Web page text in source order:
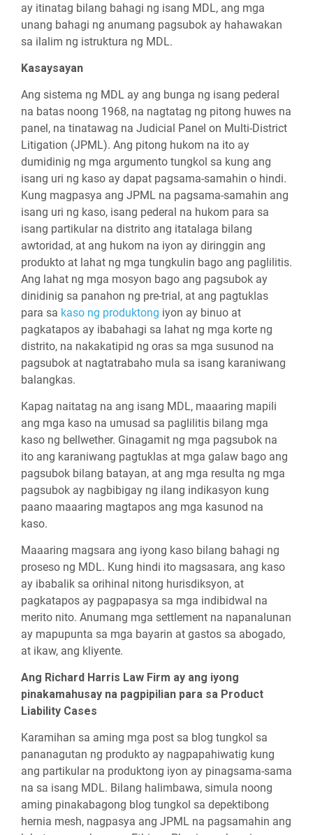
ay itinatag bilang bahagi ng isang MDL, ang mga
unang bahagi ng anumang pagsubok ay hahawakan
sa ilalim ng istruktura ng MDL.
Kasaysayan
Ang sistema ng MDL ay ang bunga ng isang pederal
na batas noong 1968, na nagtatag ng pitong huwes na
panel, na tinatawag na Judicial Panel on Multi-District
Litigation (JPML). Ang pitong hukom na ito ay
dumidinig ng mga argumento tungkol sa kung ang
isang uri ng kaso ay dapat pagsama-samahin o hindi.
Kung magpasya ang JPML na pagsama-samahin ang
isang uri ng kaso, isang pederal na hukom para sa
isang partikular na distrito ang itatalaga bilang
awtoridad, at ang hukom na iyon ay diringgin ang
produkto at lahat ng mga tungkulin bago ang paglilitis.
Ang lahat ng mga mosyon bago ang pagsubok ay
dinidinig sa panahon ng pre-trial, at ang pagtuklas
para sa kaso ng produktong iyon ay binuo at
pagkatapos ay ibabahagi sa lahat ng mga korte ng
distrito, na nakakatipid ng oras sa mga susunod na
pagsubok at nagtatrabaho mula sa isang karaniwang
balangkas.
Kapag naitatag na ang isang MDL, maaaring mapili
ang mga kaso na umusad sa paglilitis bilang mga
kaso ng bellwether. Ginagamit ng mga pagsubok na
ito ang karaniwang pagtuklas at mga galaw bago ang
pagsubok bilang batayan, at ang mga resulta ng mga
pagsubok ay nagbibigay ng ilang indikasyon kung
paano maaaring magtapos ang mga kasunod na
kaso.
Maaaring magsara ang iyong kaso bilang bahagi ng
proseso ng MDL. Kung hindi ito magsasara, ang kaso
ay ibabalik sa orihinal nitong hurisdiksyon, at
pagkatapos ay pagpapasya sa mga indibidwal na
merito nito. Anumang mga settlement na napanalunan
ay mapupunta sa mga bayarin at gastos sa abogado,
at ikaw, ang kliyente.
Ang Richard Harris Law Firm ay ang iyong
pinakamahusay na pagpipilian para sa Product
Liability Cases
Karamihan sa aming mga post sa blog tungkol sa
pananagutan ng produkto ay nagpapahiwatig kung
ang partikular na produktong iyon ay pinagsama-sama
na sa isang MDL. Bilang halimbawa, simula noong
aming pinakabagong blog tungkol sa depektibong
hernia mesh, nagpasya ang JPML na pagsamahin ang